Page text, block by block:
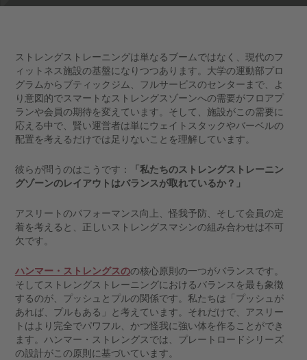
ストレングストレーニングは単なるブームではなく、現代のフ
ィットネス施設の基盤になりつつあります。大学の運動部プロ
グラムからブティックジム、フルサービスのセンターまで、よ
り意図的でスマートなストレングスゾーンへの需要がフロアプ
ランや会員の期待を変えています。そして、施設がこの需要に
応える中で、賢い運営者は単にウェイトスタックやバーベルの
配置を考えるだけでは足りないことを理解しています。
彼らが問うのはこうです：
「私たちのストレングストレーニン
グゾーンのレイアウトはバランスが取れているか？」
アスリートのパフォーマンス向上、怪我予防、そして会員の定
着を考えると、正しいストレングスマシンの組み合わせは不可
欠です。
ハンマー・ストレングスのの核心原則の一つがバランスです。
そしてストレングストレーニングにおけるバランスを最も象徴
するのが、プッシュとプルの関係です。私たちは「プッシュが
あれば、プルもある」と考えています。それだけで、アスリー
トはより完全でパワフル、かつ怪我に強い体を作ることができ
ます。ハンマー・ストレングスでは、プレートロードシリーズ
の設計がこの原則に基づいています。